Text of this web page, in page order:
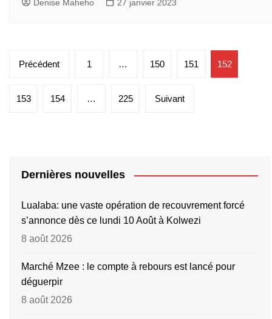
Denise Maheho 27 janvier 2023
Pagination
publications
Précédent 1 … 150 151 152
153 154 … 225 Suivant
Dernières nouvelles
Lualaba: une vaste opération de recouvrement forcé
s’annonce dès ce lundi 10 Août à Kolwezi
8 août 2026
Marché Mzee : le compte à rebours est lancé pour
déguerpir
8 août 2026